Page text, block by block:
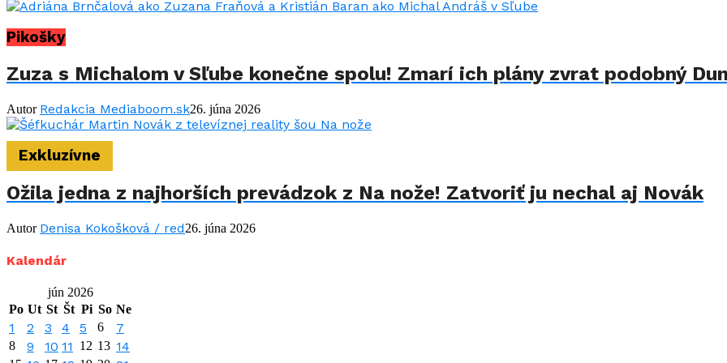
Pikošky
Zuza s Michalom v Sľube konečne spolu! Zmarí ich plány zvrat podobný
Autor Redakcia Mediaboom.sk26. júna 2026
Exkluzívne
Ožila jedna z najhorších prevádzok z Na nože! Zatvoriť ju nechal aj Novák
Autor Denisa Kokošková / red26. júna 2026
Kalendár
jún 2026
Po Ut St Št Pi So Ne
1 2 3 4 5 6 7
8 9 10 11 12 13 14